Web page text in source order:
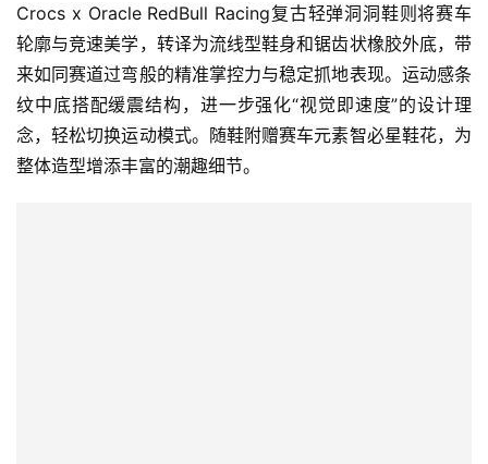
比
Crocs x Oracle RedBull Racing复古轻弹洞洞鞋则将赛车
轮廓与竞速美学，转译为流线型鞋身和锯齿状橡胶外底，带
来如同赛道过弯般的精准掌控力与稳定抓地表现。运动感条
纹中底搭配缓震结构，进一步强化“视觉即速度”的设计理
念，轻松切换运动模式。随鞋附赠赛车元素智必星鞋花，为
整体造型增添丰富的潮趣细节。